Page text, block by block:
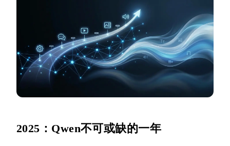
2025：Qwen不可或缺的一年